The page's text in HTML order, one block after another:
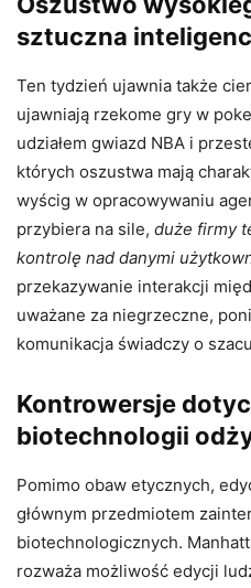
sztuczna
Ten tydzień ujawnia także
ujawniają rzekome gry w
udziałem gwiazd NBA i
których oszustwa mają
wyścig w opracowywaniu
przybiera na sile, duże firmy
kontrolę nad danymi
przekazywanie interakcji
uważane za niegrzeczne,
komunikacja świadczy o
Kontrowersje
biotechnologii
Pomimo obaw etycznych,
głównym przedmiotem
biotechnologicznych.
rozważa możliwość edycji